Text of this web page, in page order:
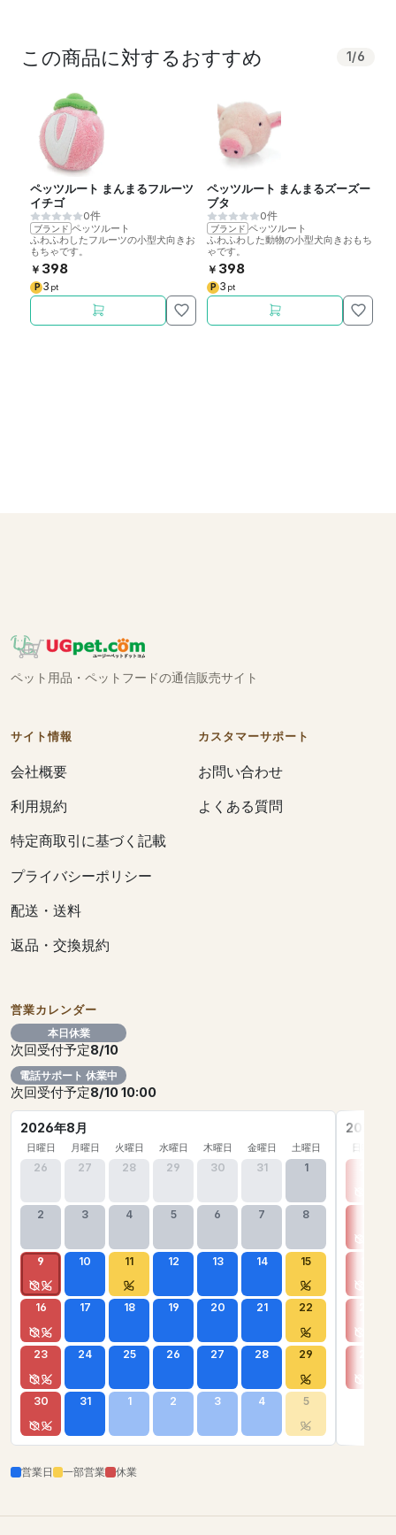
この商品に対するおすすめ 1 /6
ペッツルート まんまるフルーツ
イチゴ
0件
ブランド ペッツルート
ふわふわしたフルーツの小型犬向きお
もちゃです。
￥ 398
P 3 pt
ペッツルート まんまるズーズー
ブタ
0件
ブランド ペッツルート
ふわふわした動物の小型犬向きおもち
ゃです。
￥ 398
P 3 pt
ペット用品・ペットフードの通信販売サイト
サイト情報
会社概要
利用規約
特定商取引に基づく記載
プライバシーポリシー
配送・送料
返品・交換規約
カスタマーサポート
お問い合わせ
よくある質問
営業カレンダー
本日休業
次回受付予定8/10
電話サポート 休業中
次回受付予定8/10 10:00
2026年8月
日曜日 月曜日 火曜日 水曜日 木曜日 金曜日 土曜日
26 27 28 29 30 31 1
2 3 4 5 6 7 8
9 10 11 12 13 14 15
16 17 18 19 20 21 22
23 24 25 26 27 28 29
30 31 1 2 3 4 5
2026年
日曜日
営業日 一部営業 休業